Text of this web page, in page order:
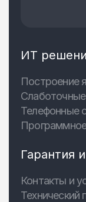
ИТ
Построение
Телефонные
Гарантия
Контакты и
Технический